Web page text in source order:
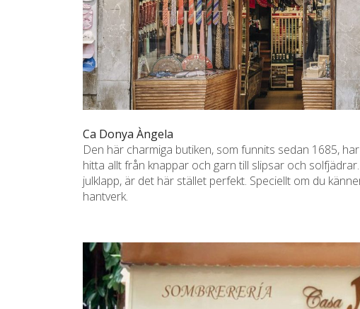
Ca Donya Àngela
Den här charmiga butiken, som funnits sedan 1685,
hitta allt från knappar och garn till slipsar och
julklapp, är det här stället perfekt. Speciellt om du
hantverk.